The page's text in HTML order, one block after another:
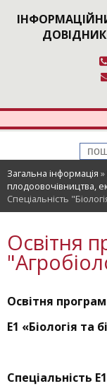
Загальна інформація »
плодоовочівництва,
Спеціальність
Освітня
Освітня
Е1 «Біологія та
Спеціальність